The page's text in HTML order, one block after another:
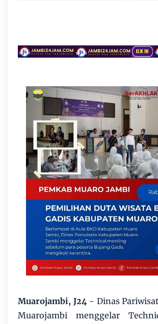
Muarojambi, J24- Dinas
Muarojambi menggelar